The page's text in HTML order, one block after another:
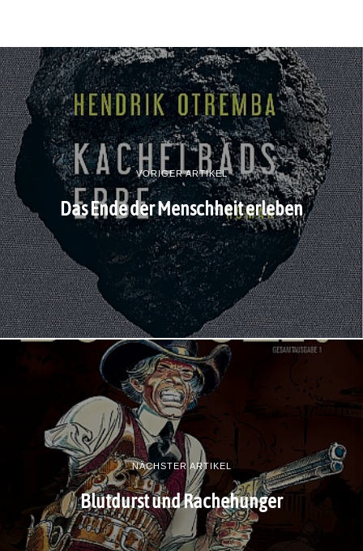
VORIGER ARTIKEL
Das Ende der Menschheit erleben
NÄCHSTER ARTIKEL
Blutdurst und Rachehunger